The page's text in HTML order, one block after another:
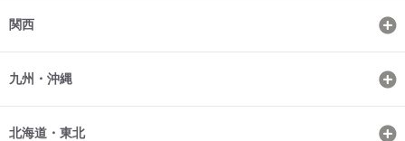
関西
九州・沖縄
北海道・東北